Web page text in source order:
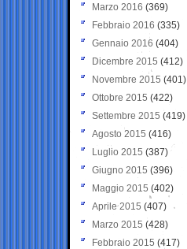
Marzo 2016 (369)
Febbraio 2016 (335)
Gennaio 2016 (404)
Dicembre 2015 (412)
Novembre 2015 (401)
Ottobre 2015 (422)
Settembre 2015 (419)
Agosto 2015 (416)
Luglio 2015 (387)
Giugno 2015 (396)
Maggio 2015 (402)
Aprile 2015 (407)
Marzo 2015 (428)
Febbraio 2015 (417)